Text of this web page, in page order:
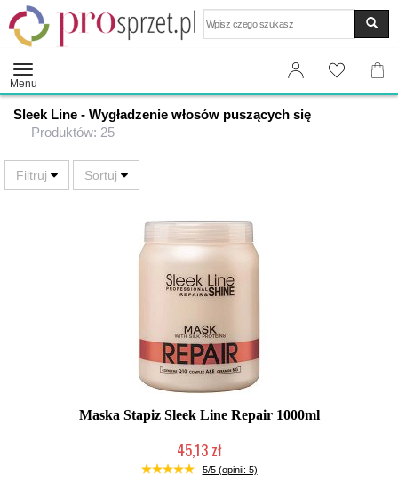
Menu
Sleek Line - Wygładzenie włosów puszących się
Produktów: 25
Maska Stapiz Sleek Line Repair 1000ml
45,13 zł
Duża ilość (wysyłka w 24h)
5/5 (opinii: 5)